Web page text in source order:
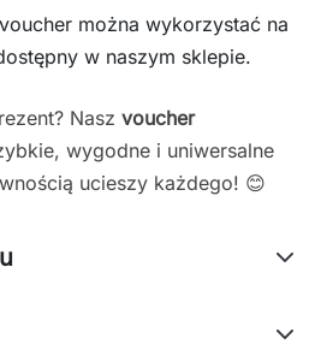
można wykorzystać na
w naszym sklepie.
Nasz voucher
wygodne i uniwersalne
ucieszy każdego! 😊